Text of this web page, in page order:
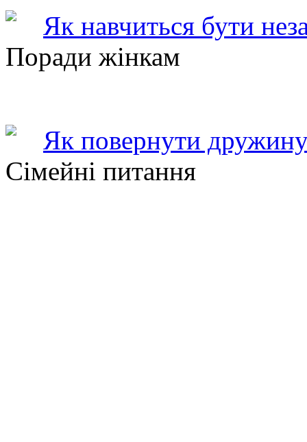
Як навчиться бути
Поради жінкам
Як повернути
Сімейні питання